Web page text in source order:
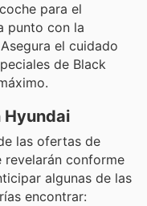
para el
punto con la
el cuidado
de Black
Hyundai
las ofertas de
revelarán conforme
algunas de las
encontrar: